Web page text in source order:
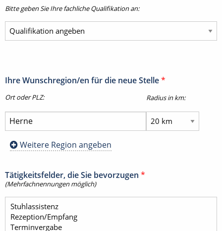
Bitte geben Sie Ihre fachliche Qualifikation an:
Ihre Wunschregion/en für die neue Stelle*
Ort oder PLZ: Radius in km:
Weitere Region angeben
Tätigkeitsfelder, die Sie bevorzugen *
(Mehrfachnennungen möglich)